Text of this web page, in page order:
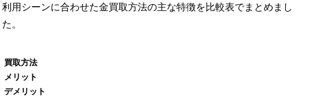
利用シーンに合わせた金買取方法の主な特徴を比較表でまとめまし
た。
買取方法
メリット
デメリット